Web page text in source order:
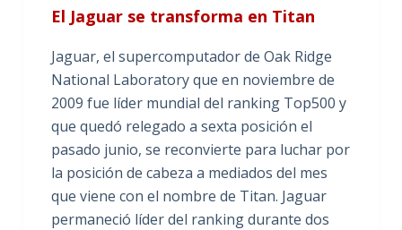
El Jaguar se transforma en Titan
Jaguar, el supercomputador de Oak Ridge
National Laboratory que en noviembre de
2009 fue líder mundial del ranking Top500 y
que quedó relegado a sexta posición el
pasado junio, se reconvierte para luchar por
la posición de cabeza a mediados del mes
que viene con el nombre de Titan. Jaguar
permaneció líder del ranking durante dos